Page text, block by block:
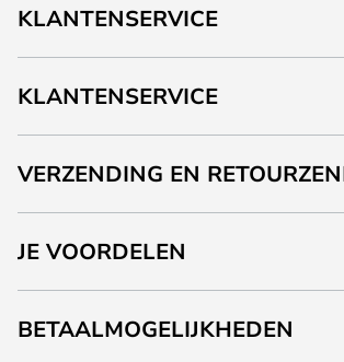
KLANTENSERVICE
KLANTENSERVICE
VERZENDING EN
JE VOORDELEN
BETAALMOGELIJKHEDEN